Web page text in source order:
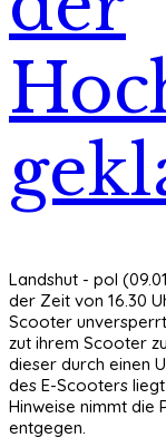
Landshut - pol
der Zeit von 16.30
Scooter
zut ihrem Scooter
dieser durch einen
des E-Scooters
Hinweise nimmt die
entgegen.